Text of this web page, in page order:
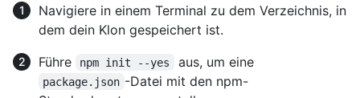
Navigiere in einem Terminal zu dem Verzeichnis, in
dem dein Klon gespeichert ist.
Führe
npm init --yes aus, um eine
package.json -Datei mit den npm-